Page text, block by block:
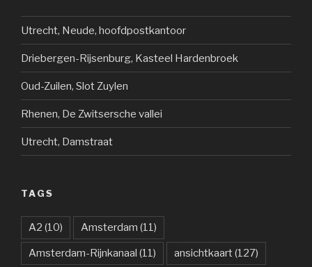
Utrecht, Neude, hoofdpostkantoor
Driebergen-Rijsenburg, Kasteel Hardenbroek
Oud-Zuilen, Slot Zuylen
Rhenen, De Zwitsersche vallei
Utrecht, Damstraat
TAGS
A2 (10) Amsterdam (11)
Amsterdam-Rijnkanaal (11) ansichtkaart(127)